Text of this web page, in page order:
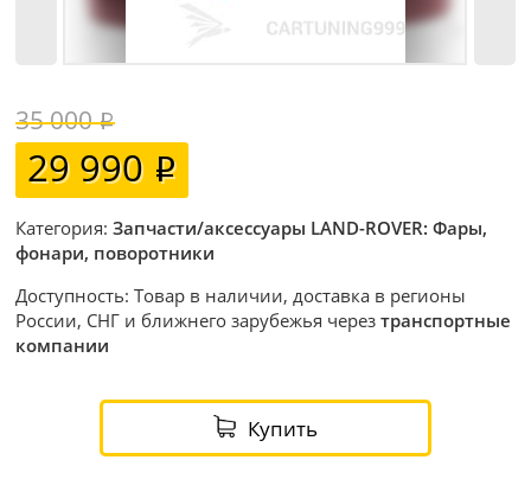
35 000
29 990
Категория:Запчасти/аксессуары LAND-ROVER: Фары,
фонари, поворотники
Доступность: Товар в наличии, доставка в регионы
России, СНГ и ближнего зарубежья черезтранспортные
компании
Купить